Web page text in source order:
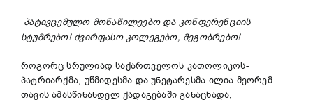
პატივცემულო მონაწილეებო და კონფერენციის
სტუმრებო! ძვირფასო კოლეგებო, მეგობრებო!
როგორც სრულიად საქართველოს კათოლიკოს-
პატრიარქმა, უწმიდესმა და უნეტარესმა ილია მეორემ
თავის ამასწინანდელ ქადაგებაში განაცხადა,